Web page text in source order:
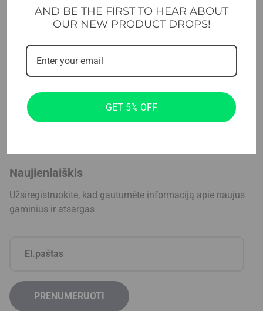
Apie mus
Support
Paslauga
Naujienlaiškis
Užsiregistruokite, kad gautumėte informaciją apie naujus
gaminius ir atsargas
AND BE THE FIRST TO HEAR ABOUT
OUR NEW PRODUCT DROPS!
GET 5% OFF